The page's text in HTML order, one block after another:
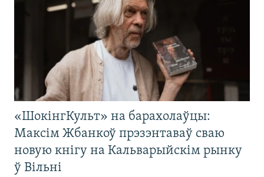
«ШокінгКульт» на барахолаўцы:
Максім Жбанкоў прэзэнтаваў сваю
новую кнігу на Кальварыйскім рынку
ў Вільні